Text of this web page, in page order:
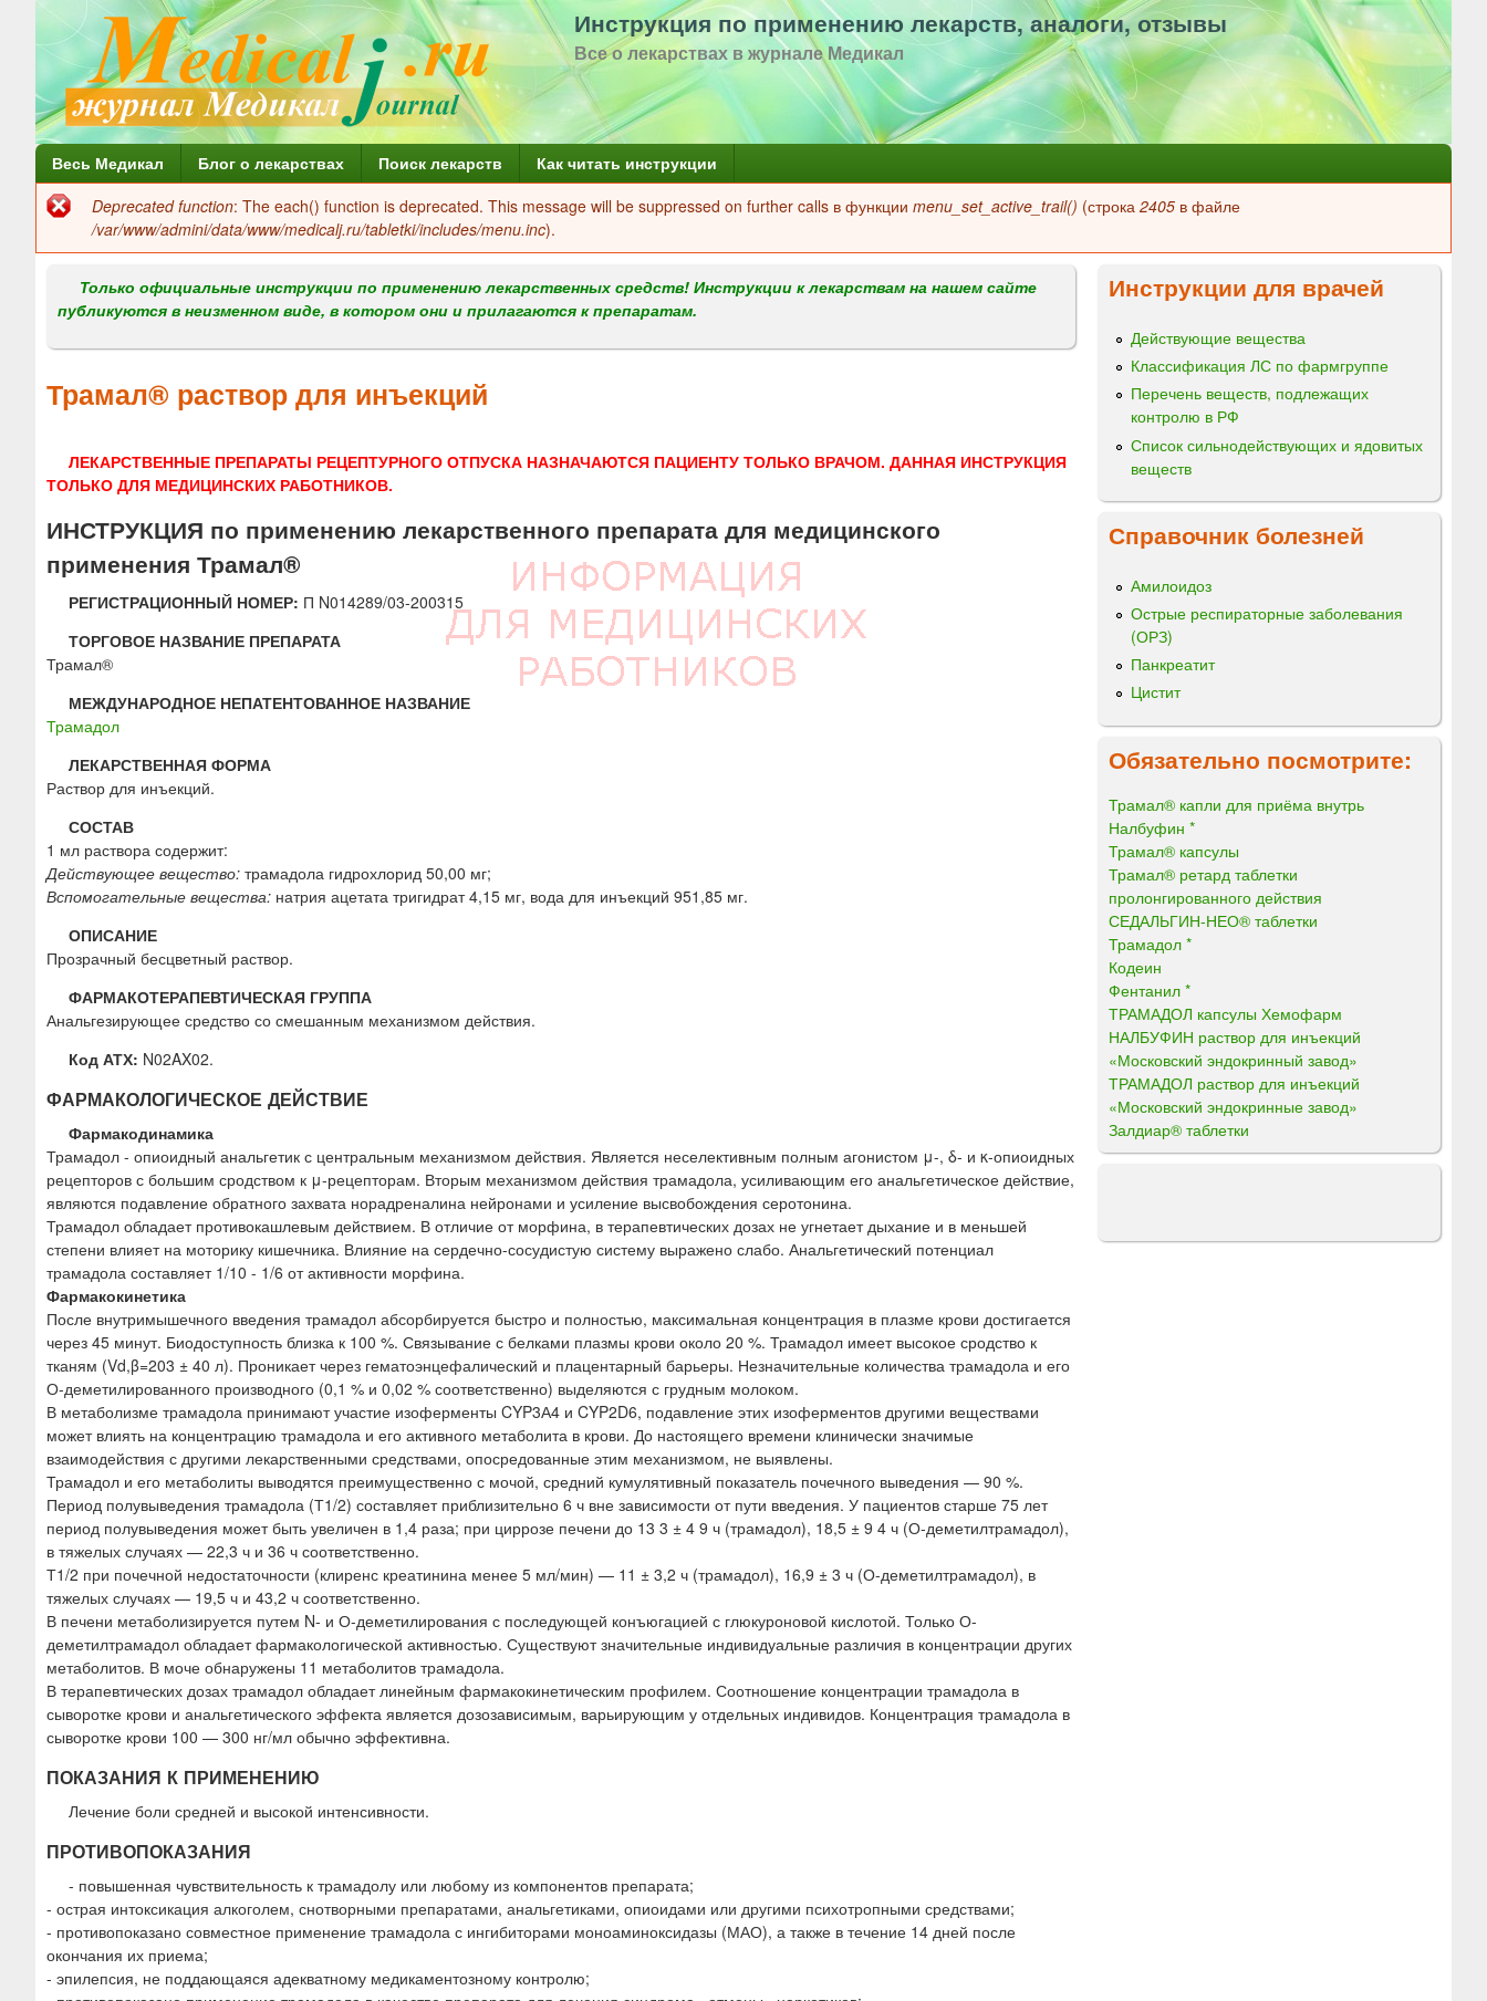
Перейти
к
содержанию
Инструкция по применению лекарств, аналоги, отзывы
Все о лекарствах в журнале Медикал
Г
л
н
м
н
Весь Медикал Блог о лекарствах Поиск лекарств Как читать инструкции
Сообщение
об
ошибке
Deprecated function: The each() function is deprecated. This message will be suppressed on further calls в функции menu_set_active_trail() (строка 2405 в файле
/var/www/admini/data/www/medicalj.ru/tabletki/includes/menu.inc).
Только официальные инструкции по применению лекарственных средств! Инструкции к лекарствам на нашем сайте
публикуются в неизменном виде, в котором они и прилагаются к препаратам.
Трамал® раствор для инъекций
ЛЕКАРСТВЕННЫЕ ПРЕПАРАТЫ РЕЦЕПТУРНОГО ОТПУСКА НАЗНАЧАЮТСЯ ПАЦИЕНТУ ТОЛЬКО ВРАЧОМ. ДАННАЯ ИНСТРУКЦИЯ
ТОЛЬКО ДЛЯ МЕДИЦИНСКИХ РАБОТНИКОВ.
ИНСТРУКЦИЯ по применению лекарственного препарата для медицинского
применения Трамал®
РЕГИСТРАЦИОННЫЙ НОМЕР: П N014289/03-200315
ТОРГОВОЕ НАЗВАНИЕ ПРЕПАРАТА
Трамал®
МЕЖДУНАРОДНОЕ НЕПАТЕНТОВАННОЕ НАЗВАНИЕ
Трамадол
ЛЕКАРСТВЕННАЯ ФОРМА
Раствор для инъекций.
СОСТАВ
1 мл раствора содержит:
Действующее вещество: трамадола гидрохлорид 50,00 мг;
Вспомогательные вещества: натрия ацетата тригидрат 4,15 мг, вода для инъекций 951,85 мг.
ОПИСАНИЕ
Прозрачный бесцветный раствор.
ФАРМАКОТЕРАПЕВТИЧЕСКАЯ ГРУППА
Анальгезирующее средство со смешанным механизмом действия.
Код АТХ: N02AX02.
ФАРМАКОЛОГИЧЕСКОЕ ДЕЙСТВИЕ
Фармакодинамика
Трамадол - опиоидный анальгетик с центральным механизмом действия. Является неселективным полным агонистом μ-, δ- и κ-опиоидных
рецепторов с большим сродством к μ-рецепторам. Вторым механизмом действия трамадола, усиливающим его анальгетическое действие,
являются подавление обратного захвата норадреналина нейронами и усиление высвобождения серотонина.
Трамадол обладает противокашлевым действием. В отличие от морфина, в терапевтических дозах не угнетает дыхание и в меньшей
степени влияет на моторику кишечника. Влияние на сердечно-сосудистую систему выражено слабо. Анальгетический потенциал
трамадола составляет 1/10 - 1/6 от активности морфина.
Фармакокинетика
После внутримышечного введения трамадол абсорбируется быстро и полностью, максимальная концентрация в плазме крови достигается
через 45 минут. Биодоступность близка к 100 %. Связывание с белками плазмы крови около 20 %. Трамадол имеет высокое сродство к
тканям (Vd,β=203 ± 40 л). Проникает через гематоэнцефалический и плацентарный барьеры. Незначительные количества трамадола и его
О-деметилированного производного (0,1 % и 0,02 % соответственно) выделяются с грудным молоком.
В метаболизме трамадола принимают участие изоферменты CYP3А4 и CYP2D6, подавление этих изоферментов другими веществами
может влиять на концентрацию трамадола и его активного метаболита в крови. До настоящего времени клинически значимые
взаимодействия с другими лекарственными средствами, опосредованные этим механизмом, не выявлены.
Трамадол и его метаболиты выводятся преимущественно с мочой, средний кумулятивный показатель почечного выведения — 90 %.
Период полувыведения трамадола (Т1/2) составляет приблизительно 6 ч вне зависимости от пути введения. У пациентов старше 75 лет
период полувыведения может быть увеличен в 1,4 раза; при циррозе печени до 13 3 ± 4 9 ч (трамадол), 18,5 ± 9 4 ч (О-деметилтрамадол),
в тяжелых случаях — 22,3 ч и 36 ч соответственно.
Т1/2 при почечной недостаточности (клиренс креатинина менее 5 мл/мин) — 11 ± 3,2 ч (трамадол), 16,9 ± 3 ч (О-деметилтрамадол), в
тяжелых случаях — 19,5 ч и 43,2 ч соответственно.
В печени метаболизируется путем N- и О-деметилирования с последующей конъюгацией с глюкуроновой кислотой. Только О-
деметилтрамадол обладает фармакологической активностью. Существуют значительные индивидуальные различия в концентрации других
метаболитов. В моче обнаружены 11 метаболитов трамадола.
В терапевтических дозах трамадол обладает линейным фармакокинетическим профилем. Соотношение концентрации трамадола в
сыворотке крови и анальгетического эффекта является дозозависимым, варьирующим у отдельных индивидов. Концентрация трамадола в
сыворотке крови 100 — 300 нг/мл обычно эффективна.
ПОКАЗАНИЯ К ПРИМЕНЕНИЮ
Лечение боли средней и высокой интенсивности.
ПРОТИВОПОКАЗАНИЯ
- повышенная чувствительность к трамадолу или любому из компонентов препарата;
- острая интоксикация алкоголем, снотворными препаратами, анальгетиками, опиоидами или другими психотропными средствами;
- противопоказано совместное применение трамадола с ингибиторами моноаминоксидазы (МАО), а также в течение 14 дней после
окончания их приема;
- эпилепсия, не поддающаяся адекватному медикаментозному контролю;
Инструкции для врачей
Действующие вещества
Классификация ЛС по фармгруппе
Перечень веществ, подлежащих
контролю в РФ
Список сильнодействующих и ядовитых
веществ
Справочник болезней
Амилоидоз
Острые респираторные заболевания
(ОРЗ)
Панкреатит
Цистит
Обязательно посмотрите:
Трамал® капли для приёма внутрь
Налбуфин *
Трамал® капсулы
Трамал® ретард таблетки
пролонгированного действия
СЕДАЛЬГИН-НЕО® таблетки
Трамадол *
Кодеин
Фентанил *
ТРАМАДОЛ капсулы Хемофарм
НАЛБУФИН раствор для инъекций
«Московский эндокринный завод»
ТРАМАДОЛ раствор для инъекций
«Московский эндокринные завод»
Залдиар® таблетки